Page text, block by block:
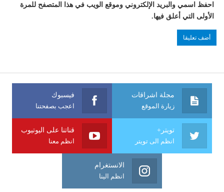
احفظ اسمي والبريد الإلكتروني وموقع الويب في هذا المتصفح للمرة
الأولى التي أعلق فيها.
مجلة اشراقات
زيارة الموقع
فيسبوك
اعجب بصفحتنا
تويتر+
انظم الى تويتر
قناتنا على اليوتيوب
انظم معنا
الانستغرام
انظم الينا